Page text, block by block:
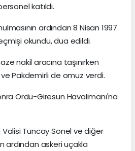
katıldı.
ardından 8 Nisan 1997
okundu, dua edildi.
nakil aracına taşınırken
Pakdemirli de omuz verdi.
Ordu-Giresun Havalimanı'na
Tuncay Sonel ve diğer
ardından askeri uçakla